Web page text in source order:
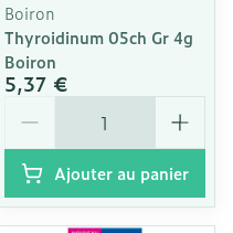
Boiron
Thyroidinum 05ch Gr 4g
Boiron
5,37 €
Ajouter au panier